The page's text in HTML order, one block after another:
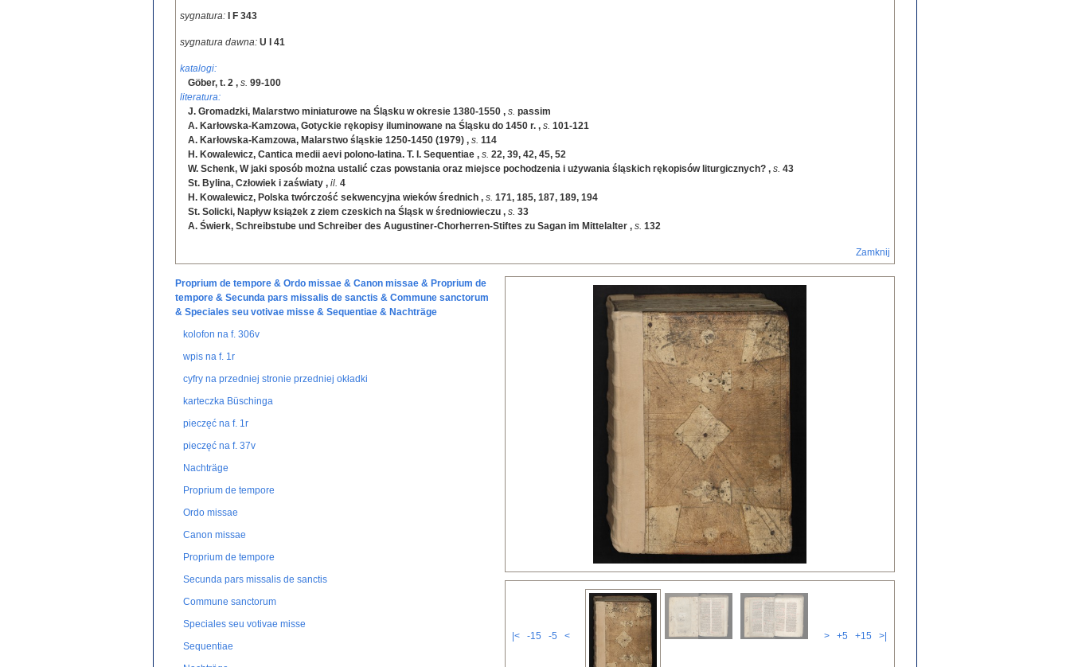
sygnatura: I F 343
sygnatura dawna: U I 41
katalogi:
Göber, t. 2 , s. 99-100
literatura:
J. Gromadzki, Malarstwo miniaturowe na Śląsku w okresie 1380-1550 , s. passim
A. Karłowska-Kamzowa, Gotyckie rękopisy iluminowane na Śląsku do 1450 r. , s. 101-121
A. Karłowska-Kamzowa, Malarstwo śląskie 1250-1450 (1979) , s. 114
H. Kowalewicz, Cantica medii aevi polono-latina. T. I. Sequentiae , s. 22, 39, 42, 45, 52
W. Schenk, W jaki sposób można ustalić czas powstania oraz miejsce pochodzenia i używania śląskich rękopisów liturgicznych? , s. 43
St. Bylina, Człowiek i zaświaty , il. 4
H. Kowalewicz, Polska twórczość sekwencyjna wieków średnich , s. 171, 185, 187, 189, 194
St. Solicki, Napływ książek z ziem czeskich na Śląsk w średniowieczu , s. 33
A. Świerk, Schreibstube und Schreiber des Augustiner-Chorherren-Stiftes zu Sagan im Mittelalter , s. 132
Zamknij
Proprium de tempore & Ordo missae & Canon missae & Proprium de
tempore & Secunda pars missalis de sanctis & Commune sanctorum
& Speciales seu votivae misse & Sequentiae & Nachträge
kolofon na f. 306v
wpis na f. 1r
cyfry na przedniej stronie przedniej okładki
karteczka Büschinga
pieczęć na f. 1r
pieczęć na f. 37v
Nachträge
Proprium de tempore
Ordo missae
Canon missae
Proprium de tempore
Secunda pars missalis de sanctis
Commune sanctorum
Speciales seu votivae misse
Sequentiae
|< -15 -5 < > +5 +15 >|